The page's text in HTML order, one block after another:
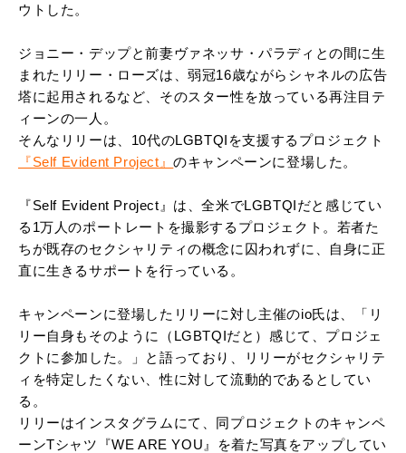
ウトした。
ジョニー・デップと前妻ヴァネッサ・パラディとの間に生
まれたリリー・ローズは、弱冠16歳ながらシャネルの広告
塔に起用されるなど、そのスター性を放っている再注目テ
ィーンの一人。
そんなリリーは、10代のLGBTQIを支援するプロジェクト
『Self Evident Project』のキャンペーンに登場した。
『Self Evident Project』は、全米でLGBTQIだと感じてい
る1万人のポートレートを撮影するプロジェクト。若者た
ちが既存のセクシャリティの概念に囚われずに、自身に正
直に生きるサポートを行っている。
キャンペーンに登場したリリーに対し主催のio氏は、「リ
リー自身もそのように（LGBTQIだと）感じて、プロジェ
クトに参加した。」と語っており、リリーがセクシャリテ
ィを特定したくない、性に対して流動的であるとしてい
る。
リリーはインスタグラムにて、同プロジェクトのキャンペ
ーンTシャツ『WE ARE YOU』を着た写真をアップしてい